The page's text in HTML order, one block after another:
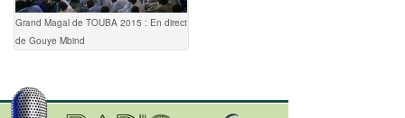
Grand Magal de TOUBA 2015 : En direct
de Gouye Mbind